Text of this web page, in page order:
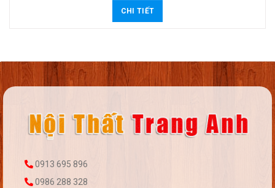
CHI TIẾT
0913 695 896
0986 288 328